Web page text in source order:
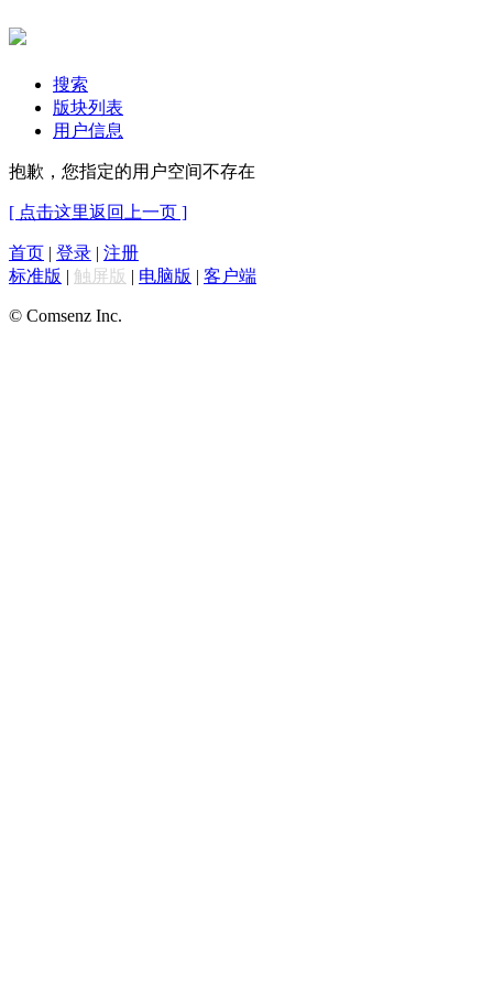
搜索
版块列表
用户信息
抱歉，您指定的用户空间不存在
[ 点击这里返回上一页 ]
首页 | 登录 | 注册
标准版 | 触屏版 | 电脑版 | 客户端
© Comsenz Inc.